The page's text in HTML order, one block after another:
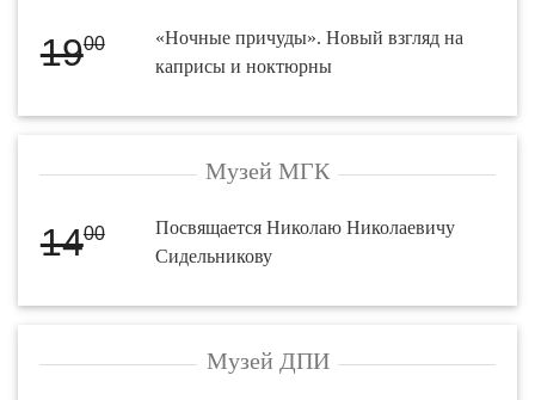
1900
«Ночные причуды». Новый взгляд на
каприсы и ноктюрны
Музей МГК
1400
Посвящается Николаю Николаевичу
Сидельникову
Музей ДПИ